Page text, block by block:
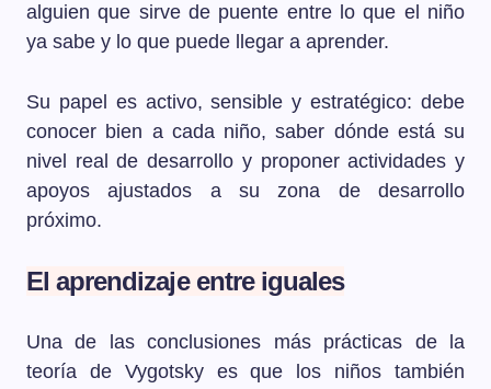
alguien que sirve de puente entre lo que el niño
ya sabe y lo que puede llegar a aprender.
Su papel es activo, sensible y estratégico: debe
conocer bien a cada niño, saber dónde está su
nivel real de desarrollo y proponer actividades y
apoyos ajustados a su zona de desarrollo
próximo.
El aprendizaje entre iguales
Una de las conclusiones más prácticas de la
teoría de Vygotsky es que los niños también